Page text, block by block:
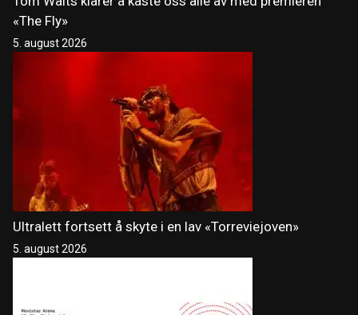
«The Fly»
5. august 2026
Ultralett fortsett å skyte i en lav «Torreviejoven»
5. august 2026